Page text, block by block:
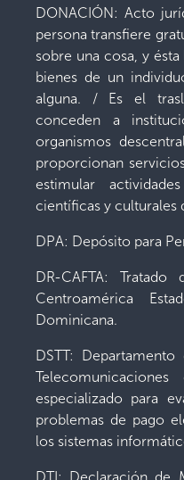
DONACIÓN: Acto
persona transfiere
sobre una cosa, y
bienes de un
alguna. / Es el
conceden a
organismos
proporcionan
estimular
científicas y culturales
DPA: Depósito para
DR-CAFTA:
Centroamérica
Dominicana.
DSTT:
especializado para
problemas de pago
los sistemas